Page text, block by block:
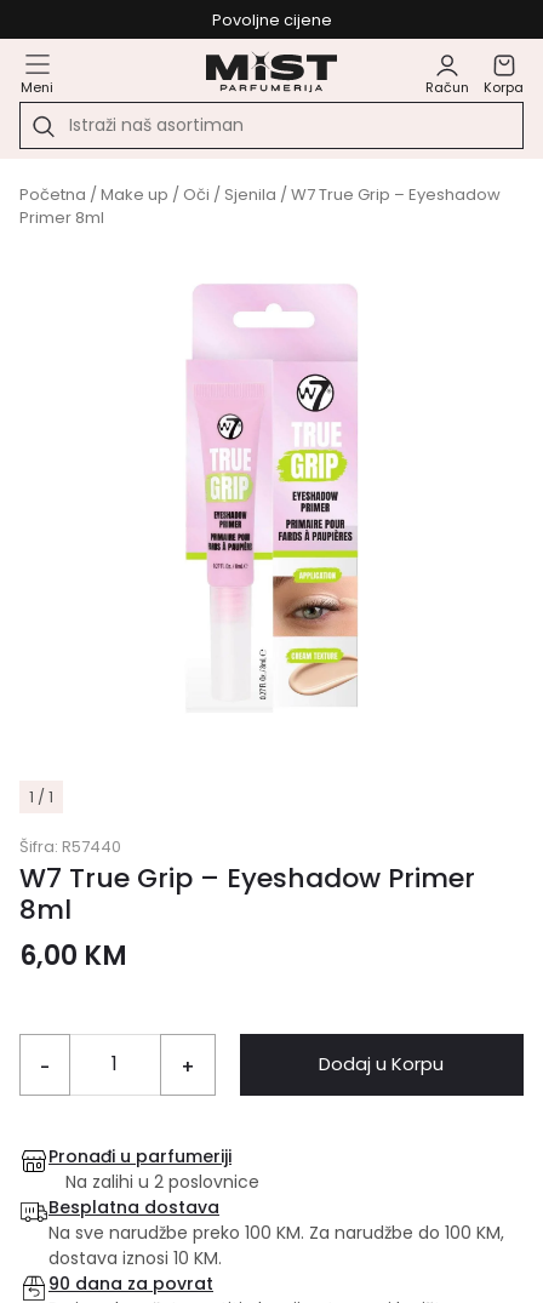
Povoljne cijene
Meni Račun Korpa
Početna /Make up / Oči / Sjenila / W7 True Grip – Eyeshadow
Primer 8ml
1 / 1
Šifra: R57440
W7 True Grip – Eyeshadow Primer
8ml
6,00 KM
- + Dodaj u Korpu
Pronađi u parfumeriji
Na zalihi u 2 poslovnice
Besplatna dostava
Na sve narudžbe preko 100 KM. Za narudžbe do 100 KM,
dostava iznosi 10 KM.
90 dana za povrat